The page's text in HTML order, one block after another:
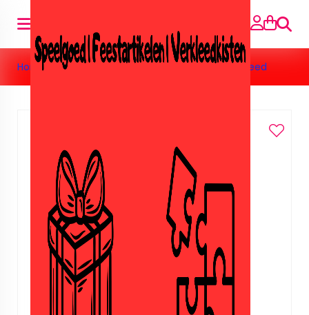
Home >Feestartikelen>Heksen > Heksen tafelkleed